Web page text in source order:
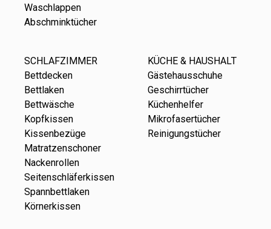
Waschlappen
Abschminktücher
SCHLAFZIMMER
Bettdecken
Bettlaken
Bettwäsche
Kopfkissen
Kissenbezüge
Matratzenschoner
Nackenrollen
Seitenschläferkissen
Spannbettlaken
Körnerkissen
KÜCHE & HAUSHALT
Gästehausschuhe
Geschirrtücher
Küchenhelfer
Mikrofasertücher
Reinigungstücher